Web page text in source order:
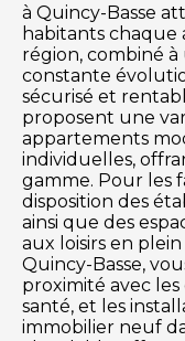
à Quincy-Basse
habitants chaque
région, combiné
constante
sécurisé et
proposent une
appartements
individuelles,
gamme. Pour les
disposition des
ainsi que des
aux loisirs en plein
Quincy-Basse,
proximité avec
santé, et les
immobilier neuf